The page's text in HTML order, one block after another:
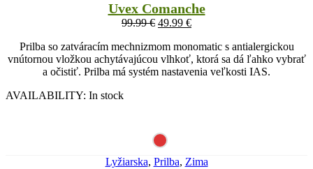
Uvex Comanche
99.99€ 49.99 €
Prilba so zatváracím mechnizmom monomatic s antialergickou
vnútornou vložkou achytávajúcou vlhkoť, ktorá sa dá ľahko vybrať
a očistiť. Prilba má systém nastavenia veľkosti IAS.
AVAILABILITY: In stock
Lyžiarska, Prilba, Zima